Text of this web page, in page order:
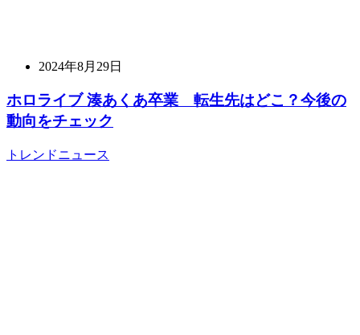
2024年8月29日
ホロライブ 湊あくあ卒業 転生先はどこ？今後の
動向をチェック
トレンドニュース